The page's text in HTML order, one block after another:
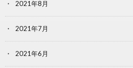
2021年8月
2021年7月
2021年6月